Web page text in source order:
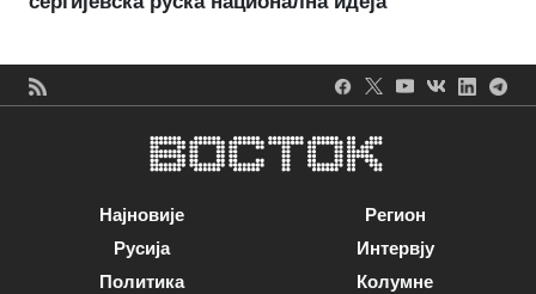
Најновије
Русија
Политика
Регион
Интервју
Колумне